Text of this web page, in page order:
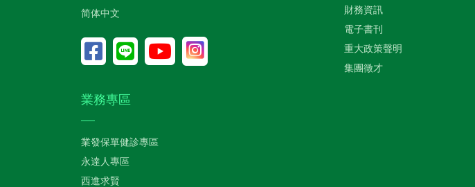
简体中文
業務專區
業發保單健診專區
永達人專區
西進求賢
財務資訊
電子書刊
重大政策聲明
集團徵才